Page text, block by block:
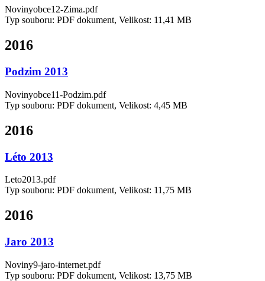
Novinyobce12-Zima.pdf
Typ souboru: PDF dokument, Velikost: 11,41 MB
2016
Podzim 2013
Novinyobce11-Podzim.pdf
Typ souboru: PDF dokument, Velikost: 4,45 MB
2016
Léto 2013
Leto2013.pdf
Typ souboru: PDF dokument, Velikost: 11,75 MB
2016
Jaro 2013
Noviny9-jaro-internet.pdf
Typ souboru: PDF dokument, Velikost: 13,75 MB